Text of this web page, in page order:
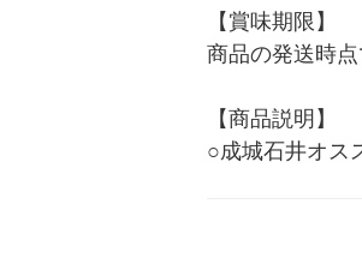
【賞味期限】
商品の発送時
【商品説明】
○成城石井オス